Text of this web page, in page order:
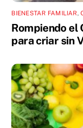
BIENESTAR FAMILIAR,
Rompiendo el
para criar sin